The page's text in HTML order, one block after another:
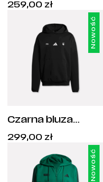
adidas Legia
JD4910
259,00 złCena:
259,00zł.
Nowość
Czarna bluza
Herb 1916 -
299,00 złCena:
299,00zł.
Nowość